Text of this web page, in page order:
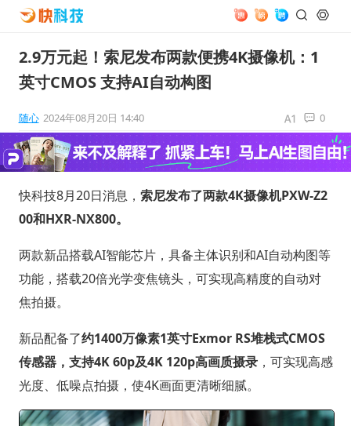
2.9万元起！索尼发布两款便携4K摄像机：1
英寸CMOS 支持AI自动构图
随心 2024年08月20日 14:40 0
快科技8月20日消息， 索尼发布了两款4K摄像机PXW-Z2
00和HXR-NX800。
两款新品搭载AI智能芯片，具备主体识别和AI自动构图等
功能，搭载20倍光学变焦镜头，可实现高精度的自动对
焦拍摄。
新品配备了约1400万像素1英寸Exmor RS堆栈式CMOS
传感器，支持4K 60p及4K 120p高画质摄录，可实现高感
光度、低噪点拍摄，使4K画面更清晰细腻。